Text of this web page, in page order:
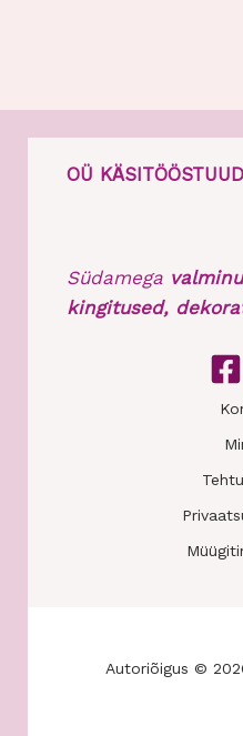
OÜ
Südamega
kingitused,
Autoriõigus ©